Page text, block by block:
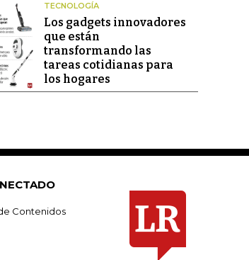
TECNOLOGÍA
Los gadgets innovadores
que están
transformando las
tareas cotidianas para
los hogares
Contenidos